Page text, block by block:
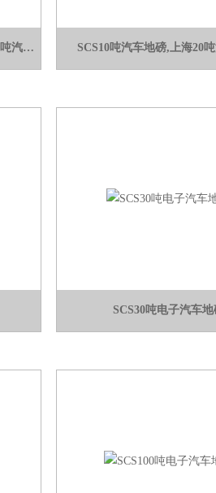
scs60T-80吨电子汽车地磅秤，江苏80吨汽车地磅秤 SCS10吨汽车地磅,上海20
SCS30吨电子汽车地